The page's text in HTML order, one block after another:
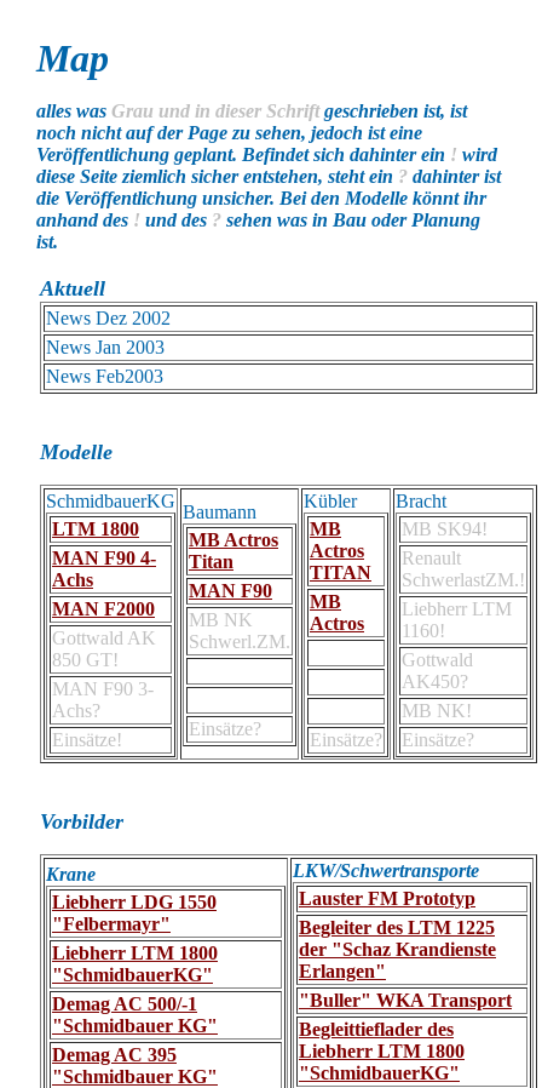
Map
alles was Grau und in dieser Schriftgeschrieben ist, ist
noch nicht auf der Page zu sehen, jedoch ist eine
Veröffentlichung geplant. Befindet sich dahinter ein ! wird
diese Seite ziemlich sicher entstehen, steht ein ? dahinter ist
die Veröffentlichung unsicher. Bei den Modelle könnt ihr
anhand des ! und des ? sehen was in Bau oder Planung
ist.
Aktuell
News Dez 2002
News Jan 2003
News Feb2003
Modelle
SchmidbauerKG
LTM 1800
MAN F90 4-
Achs
MAN F2000
Gottwald AK
850 GT!
MAN F90 3-
Achs?
Einsätze!
Baumann
MB Actros
Titan
MAN F90
MB NK
Schwerl.ZM.
Einsätze?
Kübler
MB
Actros
TITAN
MB
Actros
Einsätze?
Bracht
MB SK94!
Renault
SchwerlastZM.!
Liebherr LTM
1160!
Gottwald
AK450?
MB NK!
Einsätze?
Vorbilder
Krane
Liebherr LDG 1550
"Felbermayr"
Liebherr LTM 1800
"SchmidbauerKG"
Demag AC 500/-1
"Schmidbauer KG"
Demag AC 395
"Schmidbauer KG"
LKW/Schwertransporte
Lauster FM Prototyp
Begleiter des LTM 1225
der "Schaz Krandienste
Erlangen"
"Buller" WKA Transport
Begleittieflader des
Liebherr LTM 1800
"SchmidbauerKG"